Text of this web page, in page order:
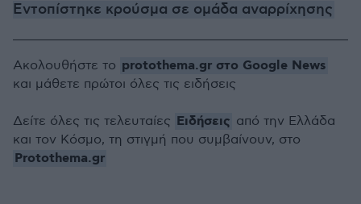
Εντοπίστηκε κρούσμα σε ομάδα αναρρίχησης
Ακολουθήστε το protothema.gr στο Google News
και μάθετε πρώτοι όλες τις ειδήσεις
Δείτε όλες τις τελευταίες Ειδήσεις από την Ελλάδα
και τον Κόσμο, τη στιγμή που συμβαίνουν, στο
Protothema.gr